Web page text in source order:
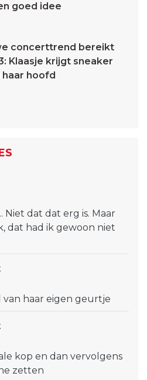
goed idee
concerttrend bereikt
Klaasje krijgt sneaker
hoofd
Niet dat dat erg is. Maar
dat had ik gewoon niet
haar eigen geurtje
kop en dan vervolgens
zetten